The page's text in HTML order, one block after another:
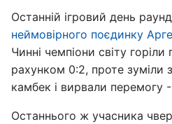
Останній ігровий день
неймовірного поєдинку
Чинні чемпіони світу горіли
рахунком 0:2, проте зуміли
камбек і вирвали перемогу
Останнього ж учасника